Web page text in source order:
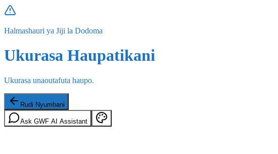
Halmashauri ya Jiji la Dodoma
Ukurasa Haupatikani
Ukurasa unaoutafuta haupo.
Rudi Nyumbani
Ask GWF AI Assistant